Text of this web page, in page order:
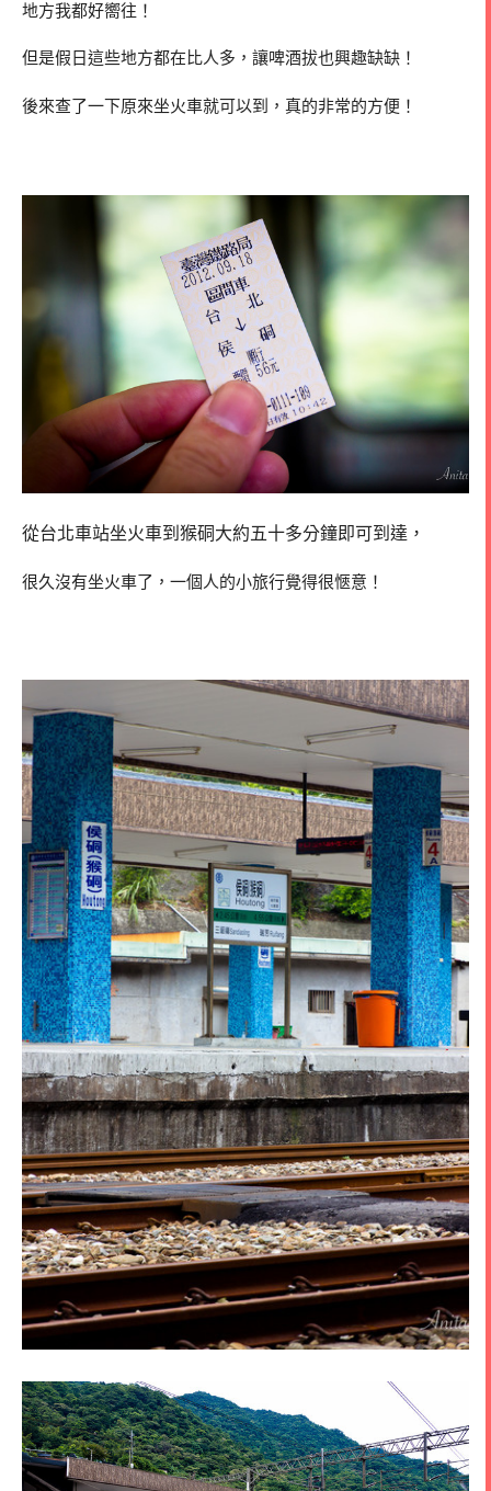
地方我都好嚮往！
但是假日這些地方都在比人多，讓啤酒拔也興趣缺缺！
後來查了一下原來坐火車就可以到，真的非常的方便！
從台北車站坐火車到猴硐大約五十多分鐘即可到達，
很久沒有坐火車了，一個人的小旅行覺得很愜意！